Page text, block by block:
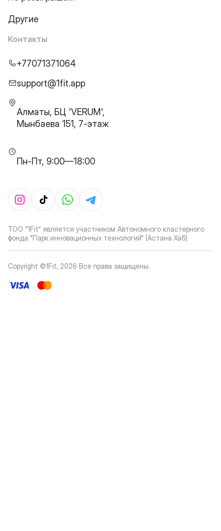
Другие
Контакты
+77071371064
support@1fit.app
Алматы, БЦ 'VERUM',
Мынбаева 151, 7-этаж
Пн-Пт, 9:00—18:00
ТОО "1Fit" является участником Автономного кластерного
фонда "Парк инновационных технологий" (Астана Хаб)
Copyright ©1Fit, 2026 Все права защищены.